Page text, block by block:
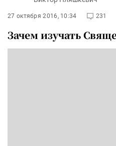
27 октября 2016, 10:34 231
Зачем изучать